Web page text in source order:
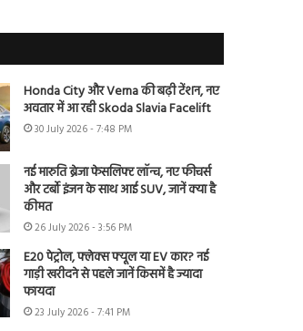
Honda City और Verna की बढ़ी टेंशन, नए
अवतार में आ रही Skoda Slavia Facelift
30 July 2026 - 7:48 PM
नई मारुति ब्रेजा फेसलिफ्ट लॉन्च, नए फीचर्स
और टर्बो इंजन के साथ आई SUV, जानें क्या है
कीमत
26 July 2026 - 3:56 PM
E20 पेट्रोल, फ्लेक्स फ्यूल या EV कार? नई
गाड़ी खरीदने से पहले जानें किसमें है ज्यादा
फायदा
23 July 2026 - 7:41 PM